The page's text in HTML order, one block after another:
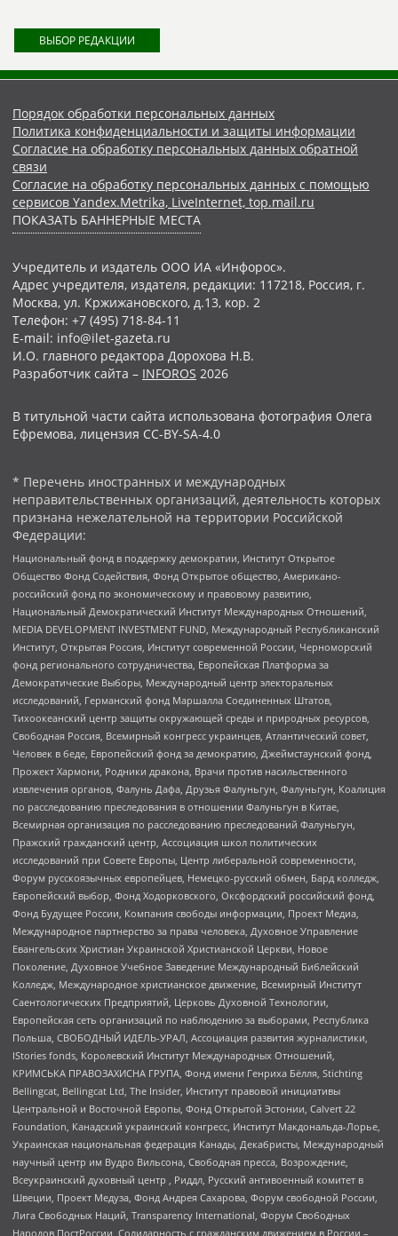
ВЫБОР РЕДАКЦИИ
Порядок обработки персональных данных
Политика конфиденциальности и защиты информации
Согласие на обработку персональных данных обратной
связи
Согласие на обработку персональных данных с помощью
сервисов Yandex.Metrika, LiveInternet, top.mail.ru
ПОКАЗАТЬ БАННЕРНЫЕ МЕСТА
Учредитель и издатель ООО ИА «Инфорос».
Адрес учредителя, издателя, редакции: 117218, Россия, г.
Москва, ул. Кржижановского, д.13, кор. 2
Телефон: +7 (495) 718-84-11
E-mail: info@ilet-gazeta.ru
И.О. главного редактора Дорохова Н.В.
Разработчик сайта – INFOROS 2026
В титульной части сайта использована фотография Олега
Ефремова, лицензия CC-BY-SA-4.0
* Перечень иностранных и международных
неправительственных организаций, деятельность которых
признана нежелательной на территории Российской
Федерации:
Национальный фонд в поддержку демократии, Институт Открытое
Общество Фонд Содействия, Фонд Открытое общество, Американо-
российский фонд по экономическому и правовому развитию,
Национальный Демократический Институт Международных Отношений,
MEDIA DEVELOPMENT INVESTMENT FUND, Международный Республиканский
Институт, Открытая Россия, Институт современной России, Черноморский
фонд регионального сотрудничества, Европейская Платформа за
Демократические Выборы, Международный центр электоральных
исследований, Германский фонд Маршалла Соединенных Штатов,
Тихоокеанский центр защиты окружающей среды и природных ресурсов,
Свободная Россия, Всемирный конгресс украинцев, Атлантический совет,
Человек в беде, Европейский фонд за демократию, Джеймстаунский фонд,
Прожект Хармони, Родники дракона, Врачи против насильственного
извлечения органов, Фалунь Дафа, Друзья Фалуньгун, Фалуньгун, Коалиция
по расследованию преследования в отношении Фалуньгун в Китае,
Всемирная организация по расследованию преследований Фалуньгун,
Пражский гражданский центр, Ассоциация школ политических
исследований при Совете Европы, Центр либеральной современности,
Форум русскоязычных европейцев, Немецко-русский обмен, Бард колледж,
Европейский выбор, Фонд Ходорковского, Оксфордский российский фонд,
Фонд Будущее России, Компания свободы информации, Проект Медиа,
Международное партнерство за права человека, Духовное Управление
Евангельских Христиан Украинской Христианской Церкви, Новое
Поколение, Духовное Учебное Заведение Международный Библейский
Колледж, Международное христианское движение, Всемирный Институт
Саентологических Предприятий, Церковь Духовной Технологии,
Европейская сеть организаций по наблюдению за выборами, Республика
Польша, СВОБОДНЫЙ ИДЕЛЬ-УРАЛ, Ассоциация развития журналистики,
IStories fonds, Королевский Институт Международных Отношений,
КРИМСЬКА ПРАВОЗАХИСНА ГРУПА, Фонд имени Генриха Бёлля, Stichting
Bellingcat, Bellingcat Ltd, The Insider, Институт правовой инициативы
Центральной и Восточной Европы, Фонд Открытой Эстонии, Calvert 22
Foundation, Канадский украинский конгресс, Институт Макдональда-Лорье,
Украинская национальная федерация Канады, Декабристы, Международный
научный центр им Вудро Вильсона, Свободная пресса, Возрождение,
Всеукраинский духовный центр , Риддл, Русский антивоенный комитет в
Швеции, Проект Медуза, Фонд Андрея Сахарова, Форум свободной России,
Лига Свободных Наций, Transparеncy International, Форум Свободных
Народов ПостРоссии, Солидарность с гражданским движением в России –